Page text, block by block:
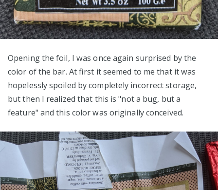
Opening the foil, I was once again surprised by the
color of the bar. At first it seemed to me that it was
hopelessly spoiled by completely incorrect storage,
but then I realized that this is "not a bug, but a
feature" and this color was originally conceived.